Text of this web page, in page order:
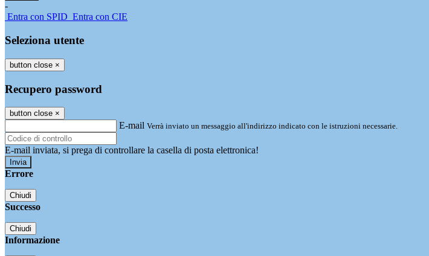
-
Entra con SPID Entra con CIE
Seleziona utente
button close ×
Recupero password
button close ×
E-mail Verrà inviato un messaggio all'indirizzo indicato con le istruzioni necessarie.
E-mail inviata, si prega di controllare la casella di posta elettronica!
Errore
Chiudi
Successo
Chiudi
Informazione